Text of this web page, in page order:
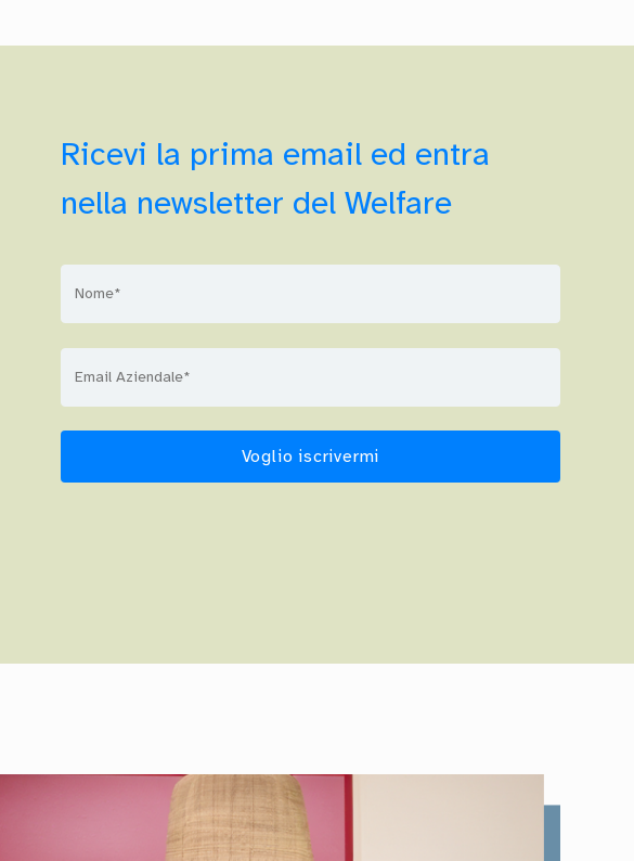
Ricevi la prima email ed entra
nella newsletter del Welfare